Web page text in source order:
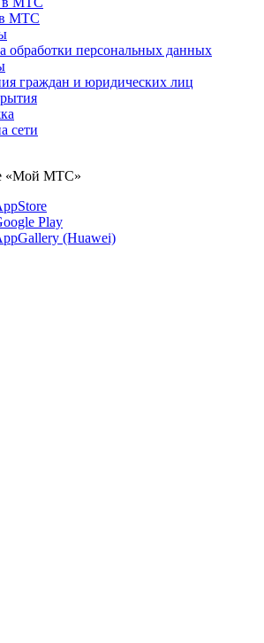
в МТС
обработки персональных данных
граждан и юридических лиц
сети
«Мой МТС»